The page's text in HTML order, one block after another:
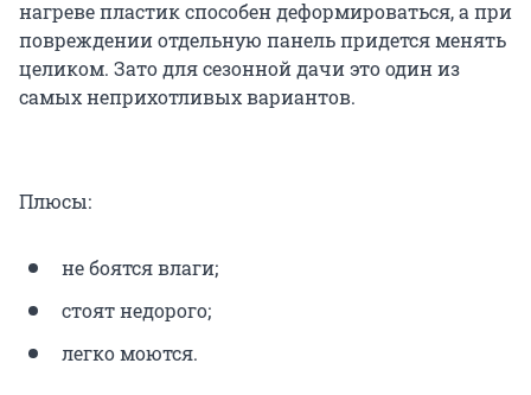
нагреве пластик способен деформироваться, а при
повреждении отдельную панель придется менять
целиком. Зато для сезонной дачи это один из
самых неприхотливых вариантов.
Плюсы:
не боятся влаги;
стоят недорого;
легко моются.